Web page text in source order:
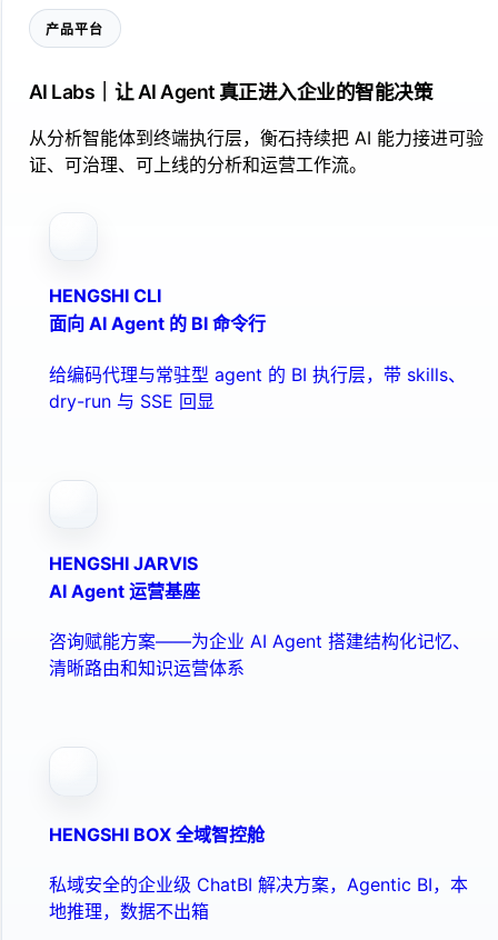
产品平台
AI Labs｜让 AI Agent 真正进入企业的智能决策
从分析智能体到终端执行层，衡石持续把 AI 能力接进可验
证、可治理、可上线的分析和运营工作流。
HENGSHI CLI
面向 AI Agent 的 BI 命令行
给编码代理与常驻型 agent 的 BI 执行层，带 skills、
dry-run 与 SSE 回显
HENGSHI JARVIS
AI Agent 运营基座
咨询赋能方案——为企业 AI Agent 搭建结构化记忆、
清晰路由和知识运营体系
HENGSHI BOX 全域智控舱
私域安全的企业级 ChatBI 解决方案，Agentic BI，本
地推理，数据不出箱